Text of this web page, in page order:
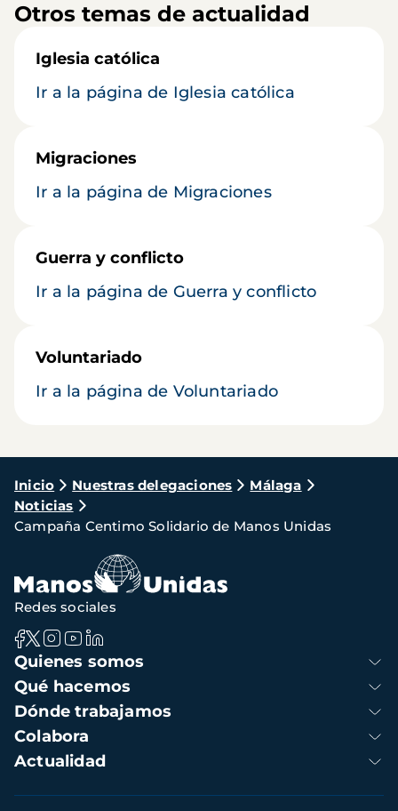
Otros temas de actualidad
Iglesia católica
Ir a la página de Iglesia católica
Migraciones
Ir a la página de Migraciones
Guerra y conflicto
Ir a la página de Guerra y conflicto
Voluntariado
Ir a la página de Voluntariado
Ruta
de
navegación
Inicio Nuestras delegaciones
Málaga
Noticias
Campaña Centimo Solidario de Manos Unidas
Navegación
principal
Quienes somos
Qué hacemos
Dónde trabajamos
Colabora
Actualidad
Redes sociales